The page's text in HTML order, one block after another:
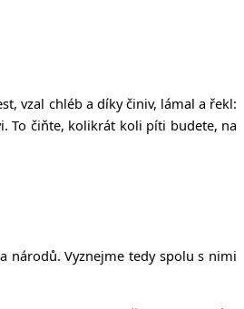
vzal chléb a díky činiv, lámal a řekl:
To čiňte, kolikrát koli píti budete, na
národů. Vyznejme tedy spolu s nimi